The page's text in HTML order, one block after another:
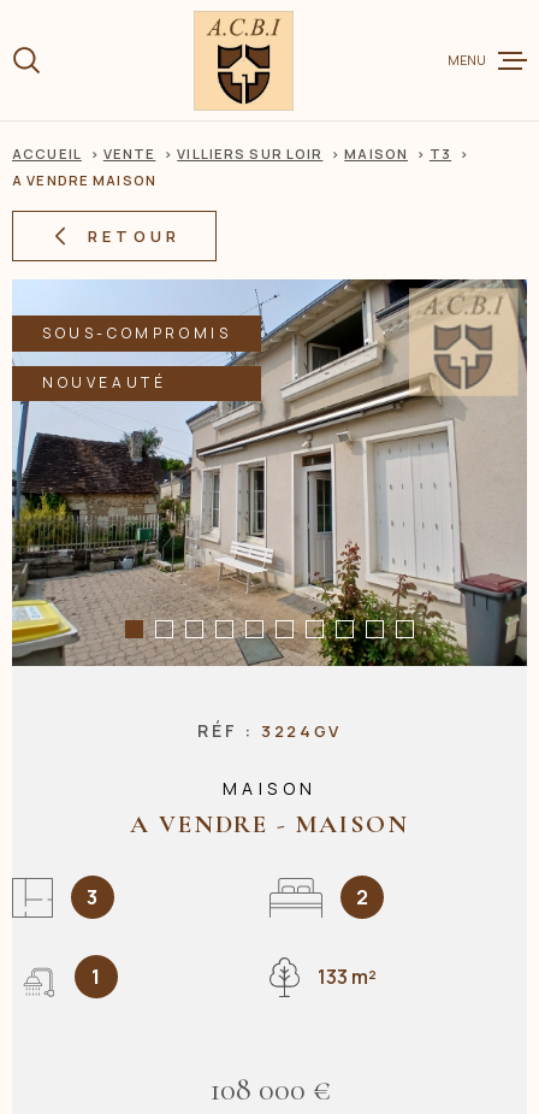
lamenu
contenu
VENTE
CHARME
ESTIMER
BIEN
BIENS
NOS
MENU
ACCUEIL VENTE VILLIERS SUR LOIR MAISON
T3
A VENDRE MAISON
RETOUR
SOUS-COMPROMIS
NOUVEAUTÉ
RÉF : 3224GV
MAISON
A VENDRE - MAISON
3 2
1 133 m²
108 000 €